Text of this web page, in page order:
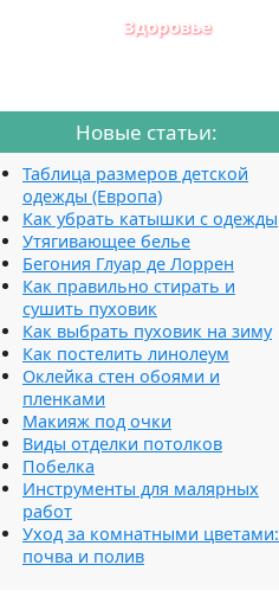
Здоровье
Новые статьи:
Таблица размеров детской
одежды (Европа)
Как убрать катышки с одежды
Утягивающее белье
Бегония Глуар де Лоррен
Как правильно стирать и
сушить пуховик
Как выбрать пуховик на зиму
Как постелить линолеум
Оклейка стен обоями и
пленками
Макияж под очки
Виды отделки потолков
Побелка
Инструменты для малярных
работ
Уход за комнатными цветами:
почва и полив